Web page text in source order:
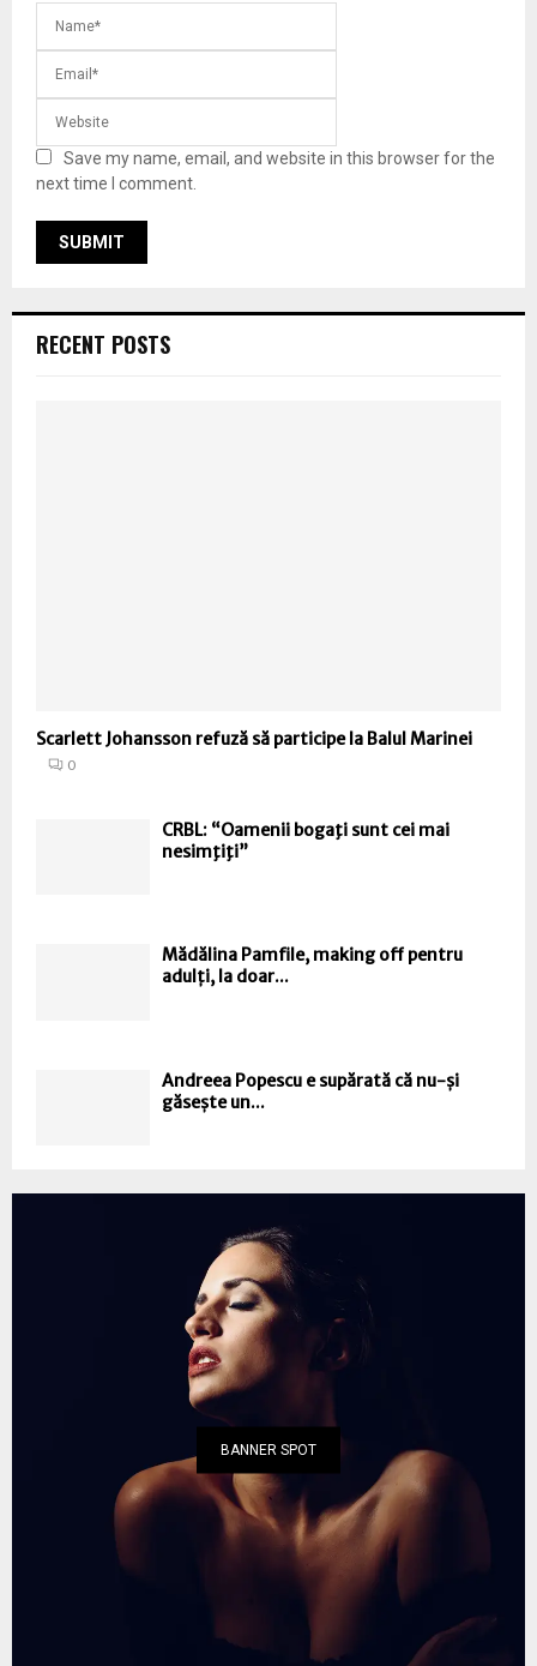
Save my name, email, and website in this browser for the
next time I comment.
RECENT POSTS
Scarlett Johansson refuză să participe la Balul Marinei
0
CRBL: “Oamenii bogaţi sunt cei mai
nesimţiţi”
Mădălina Pamfile, making off pentru
adulți, la doar...
Andreea Popescu e supărată că nu-și
găsește un...
BANNER SPOT